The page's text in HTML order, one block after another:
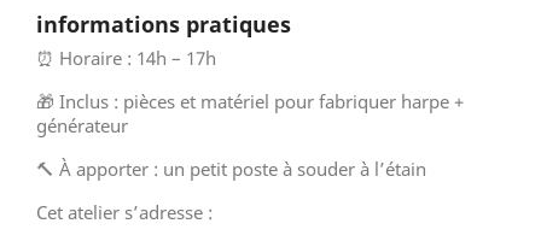
informations pratiques
⏰ Horaire : 14h – 17h
🎁 Inclus : pièces et matériel pour fabriquer harpe +
générateur
🔨 À apporter : un petit poste à souder à l’étain
Cet atelier s’adresse :